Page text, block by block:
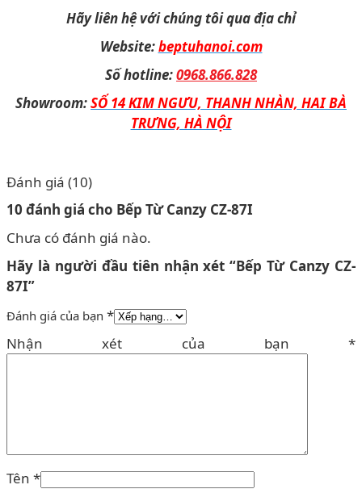
Hãy liên hệ với chúng tôi qua địa chỉ
Website:beptuhanoi.com
Số hotline:0968.866.828
Showroom:SỐ 14 KIM NGƯU, THANH NHÀN, HAI BÀ
TRƯNG, HÀ NỘI
Đánh giá (10)
10 đánh giá cho Bếp Từ Canzy CZ-87I
Chưa có đánh giá nào.
Hãy là người đầu tiên nhận xét “Bếp Từ Canzy CZ-
87I”
Đánh giá của bạn *
Nhận xét của bạn *
Tên *